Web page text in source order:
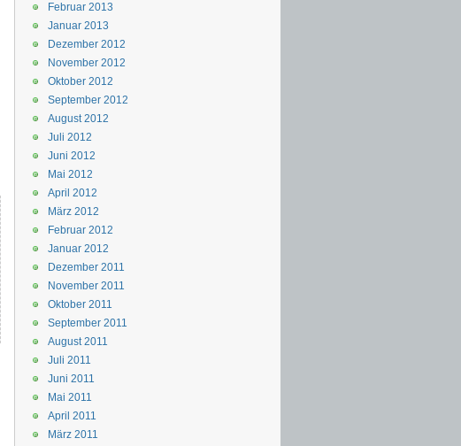
Februar 2013
Januar 2013
Dezember 2012
November 2012
Oktober 2012
September 2012
August 2012
Juli 2012
Juni 2012
Mai 2012
April 2012
März 2012
Februar 2012
Januar 2012
Dezember 2011
November 2011
Oktober 2011
September 2011
August 2011
Juli 2011
Juni 2011
Mai 2011
April 2011
März 2011